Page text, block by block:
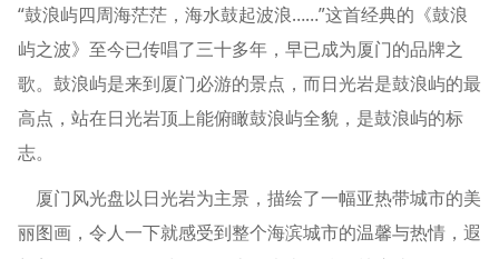
“鼓浪屿四周海茫茫，海水鼓起波浪……”这首经典的《鼓浪
屿之波》至今已传唱了三十多年，早已成为厦门的品牌之
歌。鼓浪屿是来到厦门必游的景点，而日光岩是鼓浪屿的最
高点，站在日光岩顶上能俯瞰鼓浪屿全貌，是鼓浪屿的标
志。
厦门风光盘以日光岩为主景，描绘了一幅亚热带城市的美
丽图画，令人一下就感受到整个海滨城市的温馨与热情，遐